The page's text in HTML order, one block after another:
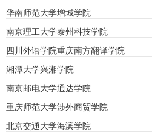
华南师范大学增城学院
南京理工大学泰州科技学院
四川外语学院重庆南方翻译学院
湘潭大学兴湘学院
南京邮电大学通达学院
重庆师范大学涉外商贸学院
北京交通大学海滨学院